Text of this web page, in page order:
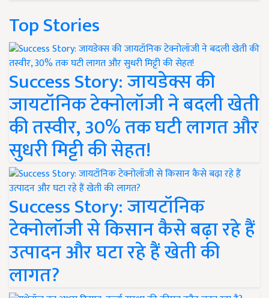
Top Stories
Success Story: जायडेक्स की
जायटॉनिक टेक्नोलॉजी ने बदली खेती
की तस्वीर, 30% तक घटी लागत और
सुधरी मिट्टी की सेहत!
Success Story: जायटॉनिक
टेक्नोलॉजी से किसान कैसे बढ़ा रहे हैं
उत्पादन और घटा रहे हैं खेती की
लागत?